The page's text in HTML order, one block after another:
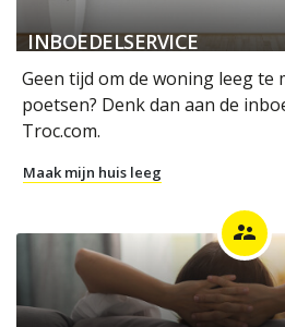
INBOEDELSERVICE
Geen tijd om de woning leeg te
poetsen? Denk dan aan de
Troc.com.
Maak mijn huis leeg
supervisor_account